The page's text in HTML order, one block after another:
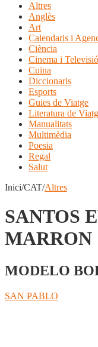
Altres
Anglès
Art
Calendaris i
Ciència
Cinema i Televisió
Cuina
Diccionaris
Esports
Guies de Viatge
Literatura de
Manualitats
Multimèdia
Poesia
Regal
Salut
Inici/CAT/Altres
SANTOS
MARRON
MODELO
SAN PABLO